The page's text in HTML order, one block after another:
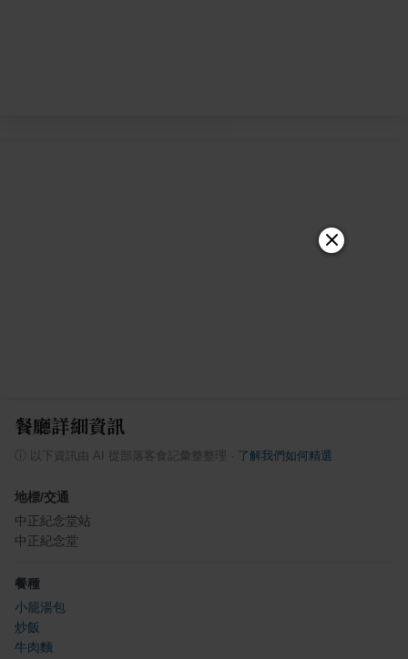
餐廳詳細資訊
以下資訊由 AI 從部落客食記彙整整理 了解我們如何精選
地標/交通
中正紀念堂站
中正紀念堂
餐種
小籠湯包
炒飯
牛肉麵